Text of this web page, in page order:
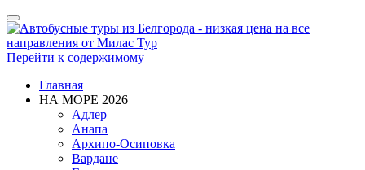
Показать/
Скрыть
навигацию
Перейти к содержимому
Главная
НА МОРЕ 2026
Адлер
Анапа
Архипо-Осиповка
Вардане